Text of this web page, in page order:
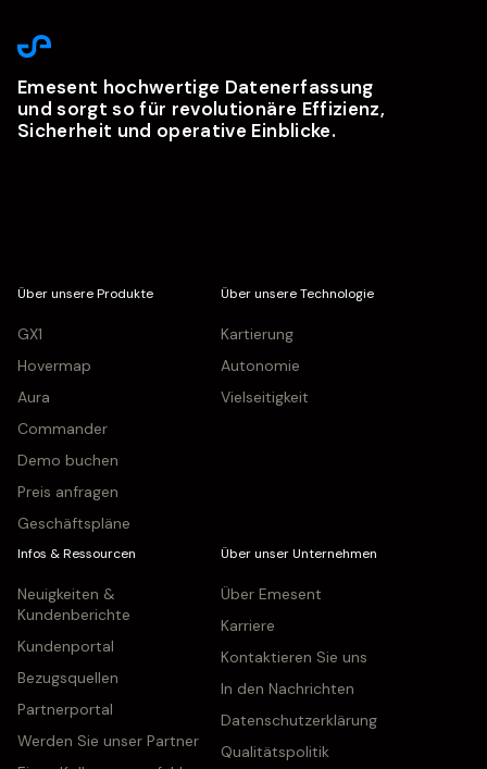
Emesent hochwertige Datenerfassung
und sorgt so für revolutionäre Effizienz,
Sicherheit und operative Einblicke.
Über unsere Produkte
GX1
Hovermap
Aura
Commander
Demo buchen
Preis anfragen
Geschäftspläne
Über unsere Technologie
Kartierung
Autonomie
Vielseitigkeit
Infos & Ressourcen
Neuigkeiten &
Kundenberichte
Kundenportal
Bezugsquellen
Partnerportal
Werden Sie unser Partner
Über unser Unternehmen
Über Emesent
Karriere
Kontaktieren Sie uns
In den Nachrichten
Datenschutzerklärung
Qualitätspolitik